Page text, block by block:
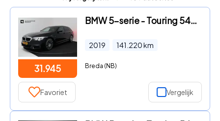
31.945
BMW 5-serie - Touring 540i xDrive High Executive (PANORAMADAK, ADAPTIEVE C
2019 141.220km
Breda (NB)
Favoriet Vergelijk